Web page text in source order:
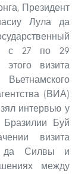
Президент
Лула да
с 27 по 29
визита
(ВИА)
интервью у
Буй
визита
да Силвы и
между